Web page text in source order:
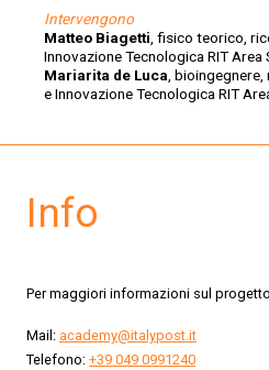
Intervengono
Matteo Biagetti , fisico teorico,
Innovazione Tecnologica RIT Area
Mariarita de Luca ,
e Innovazione Tecnologica RIT
Info
Per maggiori informazioni sul
Mail: academy@italypost.it
Telefono: +39 049 0991240